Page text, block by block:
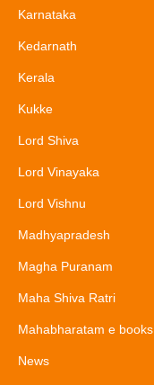
Karnataka
Kedarnath
Kerala
Kukke
Lord Shiva
Lord Vinayaka
Lord Vishnu
Madhyapradesh
Magha Puranam
Maha Shiva Ratri
Mahabharatam e books
News